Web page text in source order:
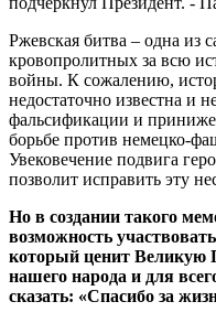
Ржевская битва – одна из
кровопролитных за всю
войны. К сожалению,
недостаточно известна и
фальсификации и
борьбе против немецко-
Увековечение подвига
позволит исправить эту
Но в создании такого
возможность
который ценит Великую
нашего народа и для
сказать: «Спасибо за